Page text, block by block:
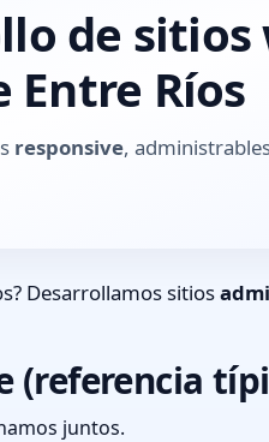
de sitios
Entre Ríos
responsive,
Desarrollamos sitios
(referencia
juntos.